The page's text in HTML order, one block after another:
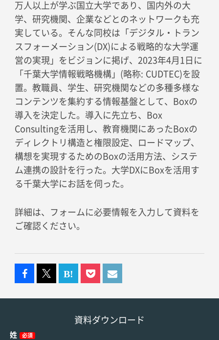
万人以上が学ぶ国立大学であり、国内外の大
学、研究機関、企業などとのネットワークも充
実している。そんな同校は「デジタル・トラン
スフォーメーション(DX)による戦略的な大学運
営の実現」をビジョンに掲げ、2023年4月1日に
「千葉大学情報戦略機構」(略称: CUDTEC)を設
置。教職員、学生、研究機関などの多種多様な
コンテンツを集約する情報基盤として、Boxの
導入を決定した。導入に先立ち、Box
Consultingを活用し、教育機関にあったBoxの
ディレクトリ構造と権限設定、ロードマップ、
構想を実現するためのBoxの活用方法、システ
ム連携の設計を行った。大学DXにBoxを活用す
る千葉大学にお話を伺った。
詳細は、フォームに必要情報を入力して資料を
ご確認ください。
資料ダウンロード
姓 必須